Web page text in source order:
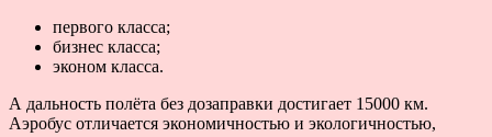
первого класса;
бизнес класса;
эконом класса.
А дальность полёта без дозаправки достигает 15000 км.
Аэробус отличается экономичностью и экологичностью,